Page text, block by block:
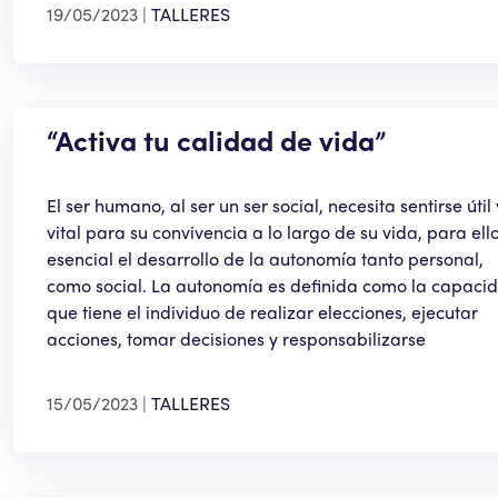
19/05/2023 TALLERES
“Activa tu calidad de vida”
El ser humano, al ser un ser social, necesita sentirse útil
vital para su convivencia a lo largo de su vida, para
esencial el desarrollo de la autonomía tanto personal,
como social. La autonomía es definida como la
que tiene el individuo de realizar elecciones, ejecutar
acciones, tomar decisiones y responsabilizarse
15/05/2023 TALLERES